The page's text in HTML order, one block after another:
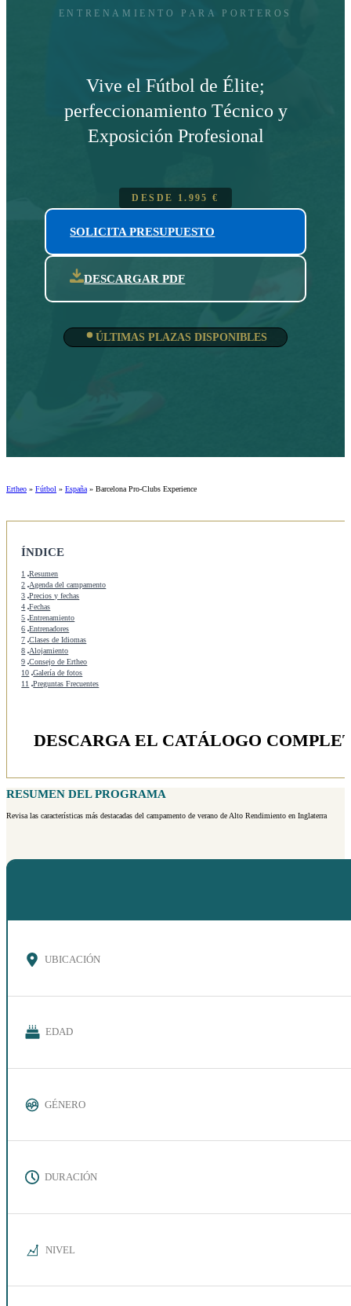
ENTRENAMIENTO PARA PORTEROS
Vive el Fútbol de Élite;
perfeccionamiento Técnico y
Exposición Profesional
DESDE 1.995€
SOLICITA PRESUPUESTO
DESCARGAR PDF
ÚLTIMAS PLAZAS DISPONIBLES
Ertheo » Fútbol » España » Barcelona Pro-Clubs Experience
ÍNDICE
1 Resumen
2 Agenda del campamento
3 Precios y fechas
4 Fechas
5 Entrenamiento
6 Entrenadores
7 Clases de Idiomas
8 Alojamiento
9 Consejo de Ertheo
10 Galería de fotos
11 Preguntas Frecuentes
DESCARGA EL CATÁLOGO
RESUMEN DEL PROGRAMA
Revisa las características más destacadas del campamento de verano de Alto Rendimiento en Inglaterra
UBICACIÓN
EDAD
GÉNERO
DURACIÓN
NIVEL